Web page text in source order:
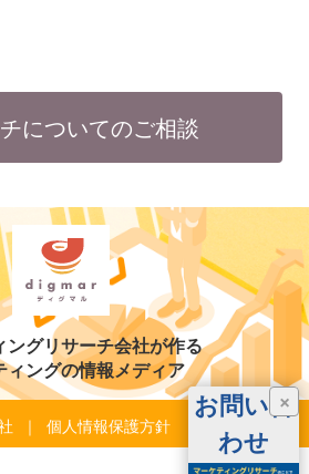
についてのご相談
ングリサーチ会社が作る
ィングの情報メディア
個人情報保護方針
×
お問い合
わせ